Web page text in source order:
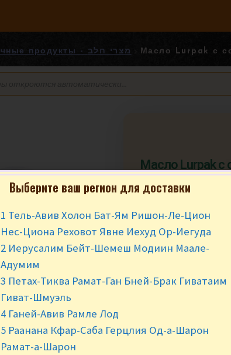
Молочные продукты - מצרי חלב Масло Lurpak с
Масло Lurpak с
₪23.90
В наличии
Выберите ваш регион для доставки
1 Тель-Авив Холон Бат-Ям Ришон-Ле-Цион
Нес-Циона Реховот Явне Иехуд Ор-Иегуда
2 Иерусалим Бейт-Шемеш Модиин Маале-
Адумим
3 Петах-Тиква Рамат-Ган Бней-Брак Гиватаим
Гиват-Шмуэль
4 Ганей-Авив Рамле Лод
5 Раанана Кфар-Саба Герцлия Од-а-Шарон
Рамат-а-Шарон